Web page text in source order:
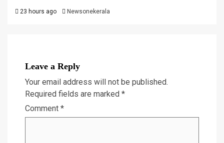
23 hours ago Newsonekerala
Leave a Reply
Your email address will not be published.
Required fields are marked *
Comment *